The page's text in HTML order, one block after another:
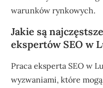
warunków rynkowych.
Jakie są
ekspertów SEO w
Praca eksperta SEO w
wyzwaniami, które